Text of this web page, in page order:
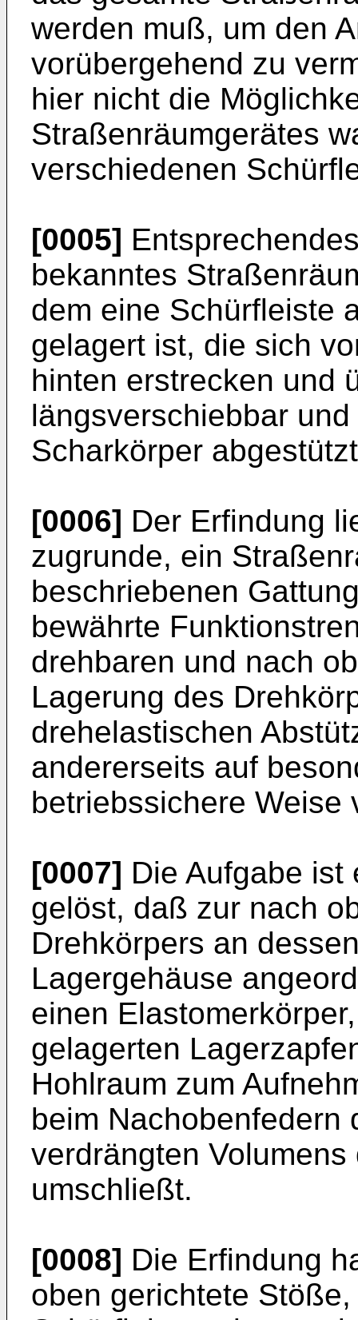
werden muß, um den
vorübergehend zu
hier nicht die
Straßenräumgerätes
verschiedenen
[0005]
bekanntes
dem eine Schürfleiste
gelagert ist, die sich
hinten erstrecken und
längsverschiebbar
Scharkörper
[0006] Der Erfindung
zugrunde, ein
beschriebenen
bewährte
drehbaren und nach
Lagerung des
drehelastischen
andererseits auf
betriebssichere Weise
[0007] Die Aufgabe
gelöst, daß zur nach
Drehkörpers an
Lagergehäuse
einen
gelagerten
Hohlraum zum
beim Nachobenfedern
verdrängten
umschließt.
[0008] Die Erfindung
oben gerichtete